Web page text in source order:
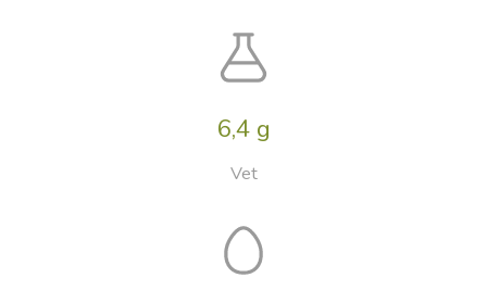
6,4 g
Vet